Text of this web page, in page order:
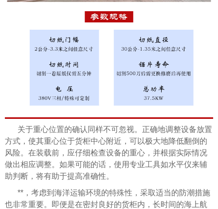
关于重心位置的确认同样不可忽视。正确地调整设备放置
方式，使其重心位于货柜中心附近，可以极大地降低翻倒的
风险。在装载前，应仔细检查设备的重心，并根据实际情况
做出相应调整。如果可能的话，使用专业工具如水平仪来辅
助判断，将有助于提高准确性。
**，考虑到海洋运输环境的特殊性，采取适当的防潮措施
也非常重要。即便是在密封良好的货柜内，长时间的海上航